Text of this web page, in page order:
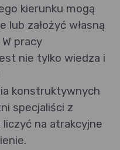
kierunku mogą
lub założyć własną
pracy
nie tylko wiedza i
konstruktywnych
specjaliści z
na atrakcyjne